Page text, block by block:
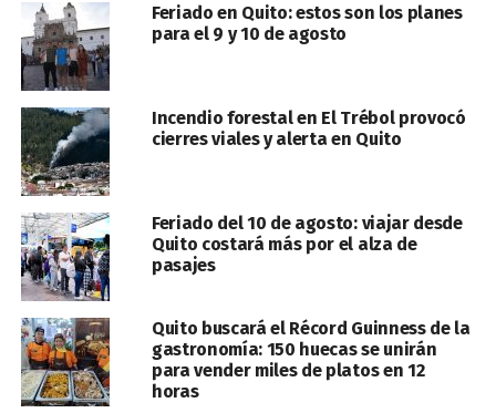
Feriado en Quito: estos son los planes
para el 9 y 10 de agosto
Incendio forestal en El Trébol provocó
cierres viales y alerta en Quito
Feriado del 10 de agosto: viajar desde
Quito costará más por el alza de
pasajes
Quito buscará el Récord Guinness de la
gastronomía: 150 huecas se unirán
para vender miles de platos en 12
horas